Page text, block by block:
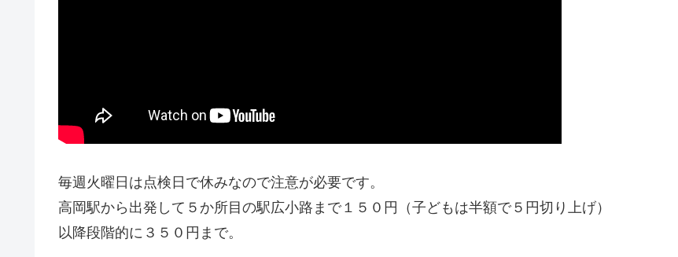
毎週火曜日は点検日で休みなので注意が必要です。
高岡駅から出発して５か所目の駅広小路まで１５０円（子どもは半額で５円切り上げ）
以降段階的に３５０円まで。